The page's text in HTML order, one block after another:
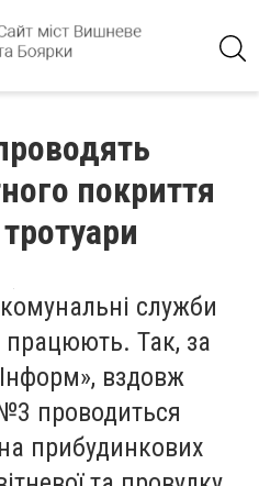
покриття
служби
Так, за
вздовж
проводиться
прибудинкових